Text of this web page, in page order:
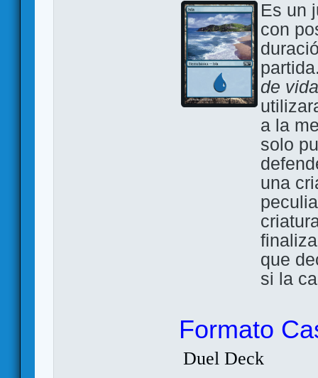
Es un
con
de
a la
solo
una
que
si la
Formato
Duel Deck